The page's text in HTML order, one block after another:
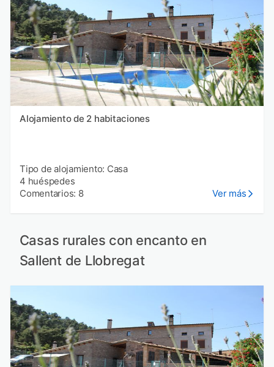
Alojamiento de 2 habitaciones
Tipo de alojamiento: Casa
4 huéspedes
Comentarios: 8
Ver más
Casas rurales con encanto en
Sallent de Llobregat